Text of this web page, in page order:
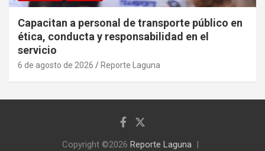
Capacitan a personal de transporte público en
ética, conducta y responsabilidad en el
servicio
6 de agosto de 2026 Reporte Laguna
Copyright ©2026 Reporte Laguna